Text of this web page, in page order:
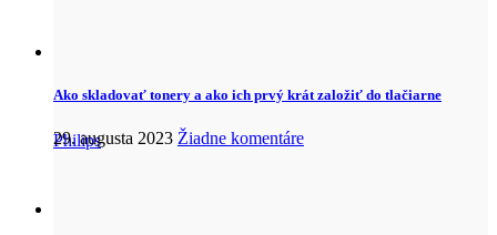
Philips
Ako skladovať tonery a ako ich prvý krát založiť do tlačiarne
29. augusta 2023 Žiadne komentáre